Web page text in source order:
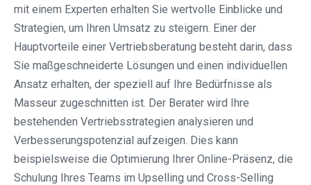
mit einem Experten erhalten Sie wertvolle Einblicke und
Strategien, um Ihren Umsatz zu steigern. Einer der
Hauptvorteile einer Vertriebsberatung besteht darin, dass
Sie maßgeschneiderte Lösungen und einen individuellen
Ansatz erhalten, der speziell auf Ihre Bedürfnisse als
Masseur zugeschnitten ist. Der Berater wird Ihre
bestehenden Vertriebsstrategien analysieren und
Verbesserungspotenzial aufzeigen. Dies kann
beispielsweise die Optimierung Ihrer Online-Präsenz, die
Schulung Ihres Teams im Upselling und Cross-Selling